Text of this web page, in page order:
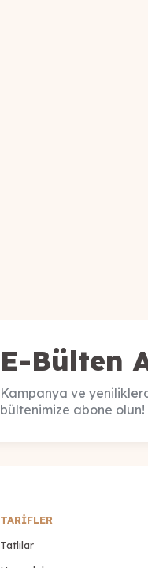
E-Bülten
Kampanya ve
bültenimize abone olun!
TARİFLER
Tatlılar